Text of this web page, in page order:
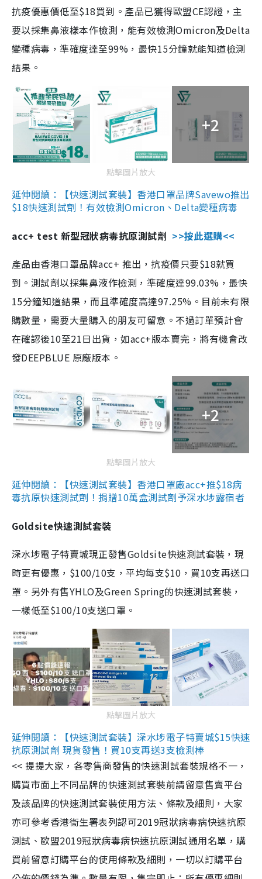
抗疫優惠價低至$18買到。產品已獲得歐盟CE認證，主
要以採集鼻液樣本作檢測，能有效檢測Omicron及Delta
變種病毒，準確度達至99%，最快15分鐘就能知道檢測
結果。
+2
點擊圖片放大
延伸閱讀：【快速測試套裝】香港口罩品牌Savewo推出
$18快速測試劑！有效檢測Omicron、Delta變種病毒
acc+ test 新型冠狀病毒抗原測試劑 >>按此選購<<
產品由香港口罩品牌acc+ 推出，抗疫價只要$18就買
到。測試劑以採集鼻液作檢測，準確度達99.03%，最快
15分鐘知道結果，而且準確度高達97.25%。目前未有限
購數量，需要大量購入的朋友可留意。不過訂單預計會
在確認後10至21日出貨，如acc+版本賣完，將有機會改
發DEEPBLUE 原廠版本。
+2
點擊圖片放大
延伸閱讀：【快速測試套裝】香港口罩廠acc+推$18病
毒抗原快速測試劑！捐贈10萬盒測試劑予深水埗露宿者
Goldsite快速測試套裝
深水埗電子特賣城現正發售Goldsite快速測試套裝，現
時更有優惠，$100/10支，平均每支$10，買10支再送口
罩。另外有售YHLO及Green Spring的快速測試套裝，
一樣低至$100/10支送口罩。
點擊圖片放大
延伸閱讀：【快速測試套裝】深水埗電子特賣城$15快速
抗原測試劑 現貨發售！買10支再送3支檢測棒
<< 提提大家，各零售商發售的快速測試套裝規格不一，
購買市面上不同品牌的快速測試套裝前請留意售賣平台
及該品牌的快速測試套裝使用方法、條款及細則，大家
亦可參考香港衞生署表列認可2019冠狀病毒病快速抗原
測試、歐盟2019冠狀病毒病快速抗原測試通用名單，購
買前留意訂購平台的使用條款及細則，一切以訂購平台